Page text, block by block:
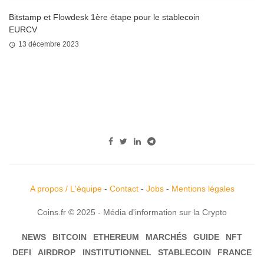
Bitstamp et Flowdesk 1ère étape pour le stablecoin
EURCV
13 décembre 2023
A propos / L'équipe- Contact- Jobs- Mentions légales
Coins.fr © 2025 - Média d'information sur la Crypto
NEWS BITCOIN ETHEREUM MARCHÉS GUIDE
NFT
DEFI
AIRDROP INSTITUTIONNEL STABLECOIN FRANCE